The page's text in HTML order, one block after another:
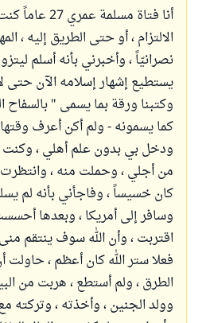
أنا فتاة
الالتزام ، أو حتى الطريق إليه ،
نصرانيّاً ، وأخبرني بأنه أسلم
يستطيع إشهار إسلامه الآن حتى
وكتبنا ورقة بما يسمى " بالسفاح
كما يسمونه - ولم أكن أعرف
ودخل بي بدون علم أهلي ، وكنت
من أجلي ، وحملت منه ، وانتظرت
كان خسيساً ، وفاجأني بأنه لم
وسافر إلى أمريكا ، وبعدها
اقتربت ، وأن الله سوف ينتقم
فعلا ستر الله كان أعظم ، حاولت
الطرق ، ولم أستطع ، هربت من
وولد الجنين ، وأخذته ، وتركته